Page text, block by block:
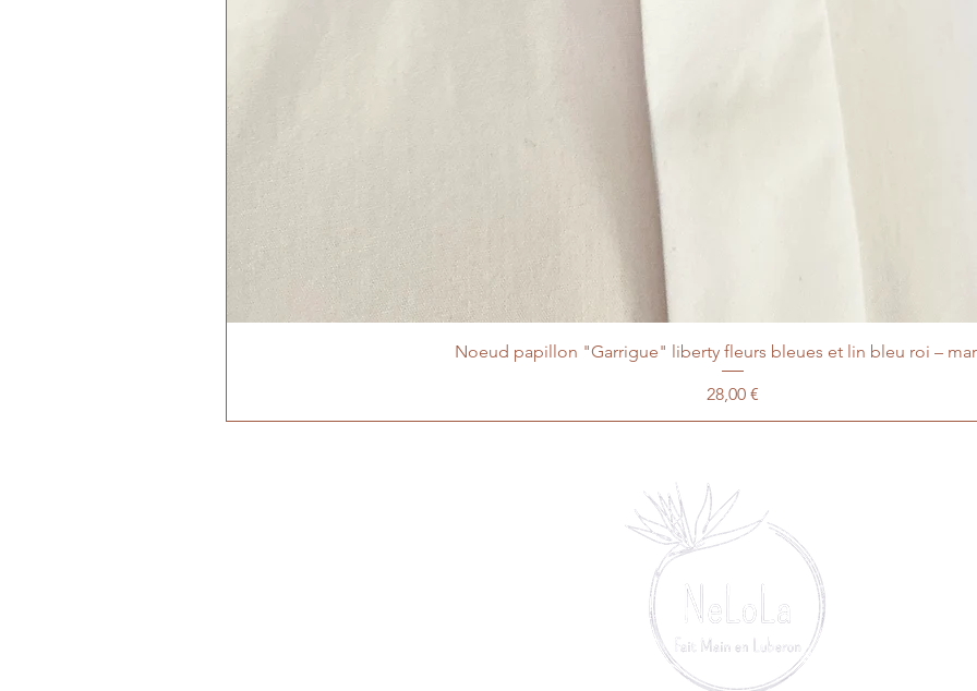
Noeud papillon "Garrigue" liberty fleurs bleues et lin bleu roi –
Prix
28,00 €